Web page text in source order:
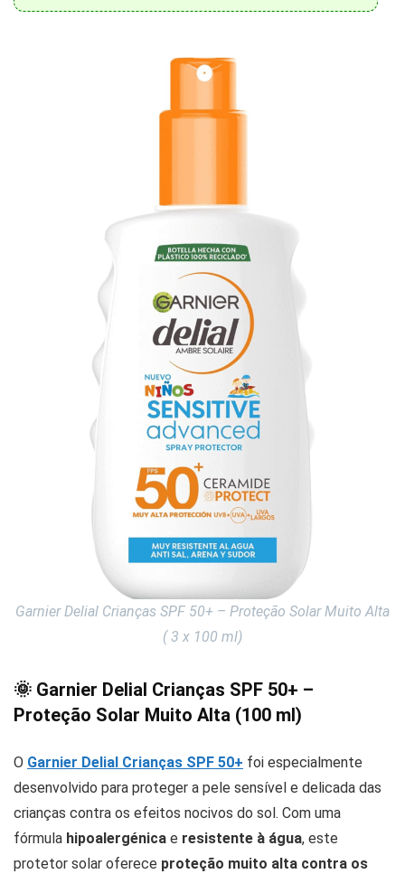
Garnier Delial Crianças SPF 50+ – Proteção Solar Muito Alta
( 3 x 100 ml)
🌞 Garnier Delial Crianças SPF 50+ –
Proteção Solar Muito Alta (100 ml)
O Garnier Delial Crianças SPF 50+ foi especialmente
desenvolvido para proteger a pele sensível e delicada das
crianças contra os efeitos nocivos do sol. Com uma
fórmula hipoalergénica e resistente à água, este
protetor solar oferece proteção muito alta contra os